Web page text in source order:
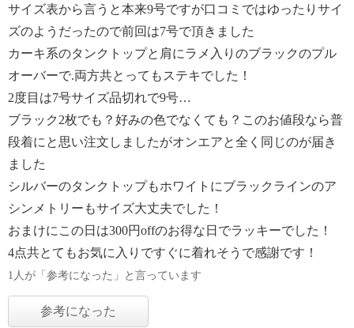
サイズ表から言うと本来9号ですが口コミではゆったりサイ
ズのようだったので前回は7号で頂きました
カーキ系のタンクトップと肩にラメ入りのブラックのプル
オーバーで.両方共とってもステキでした！
2度目は7号サイズ品切れで9号…
ブラック2枚でも？好みの色でなくても？このお値段なら普
段着にと思い注文しましたがオンエアと全く同じのが届き
ました
シルバーのタンクトップもホワイトにブラックラインのア
シンメトリーもサイズ大丈夫でした！
おまけにこの日は300円offのお得な日でラッキーでした！
4点共とてもお気に入りですぐに着れそうで感謝です！
1人が「参考になった」と言っています
参考になった